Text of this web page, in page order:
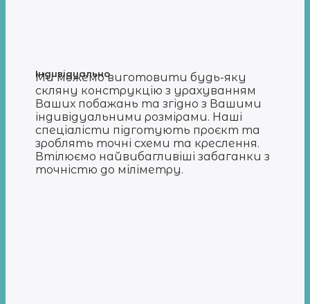
Індивідуально
Ми можемо виготовити будь-яку
скляну конструкцію з урахуванням
Ваших побажань та згідно з Вашими
індивідуальними розмірами. Наші
спеціалісти підготують проєкт та
зроблять точні схеми та креслення.
Втілюємо найвибагливіші забаганки з
точністю до міліметру.